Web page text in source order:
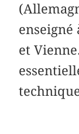
enseigné
et